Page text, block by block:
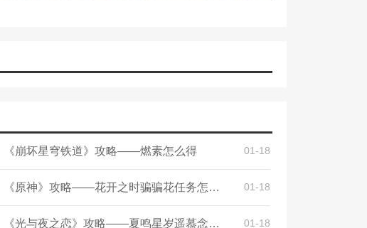
《崩坏星穹铁道》攻略——燃素怎么得 01-18
《原神》攻略——花开之时骗骗花任务怎么做 01-18
《光与夜之恋》攻略——夏鸣星岁遥慕念怎么获得 01-18